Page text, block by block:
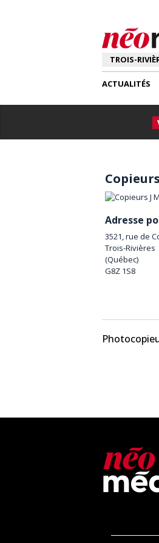
ACTUALITÉS
Adresse
3521, rue de
Trois-Rivières
(Québec)
G8Z 1S8